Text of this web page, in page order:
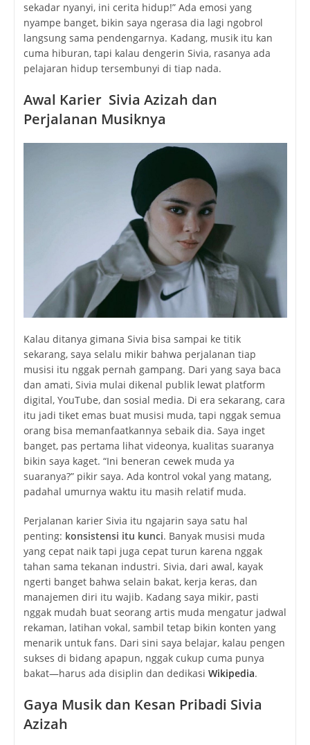
sekadar nyanyi, ini cerita hidup!” Ada emosi yang
nyampe banget, bikin saya ngerasa dia lagi ngobrol
langsung sama pendengarnya. Kadang, musik itu kan
cuma hiburan, tapi kalau dengerin Sivia, rasanya ada
pelajaran hidup tersembunyi di tiap nada.
Awal Karier Sivia Azizah dan
Perjalanan Musiknya
Kalau ditanya gimana Sivia bisa sampai ke titik
sekarang, saya selalu mikir bahwa perjalanan tiap
musisi itu nggak pernah gampang. Dari yang saya baca
dan amati, Sivia mulai dikenal publik lewat platform
digital, YouTube, dan sosial media. Di era sekarang, cara
itu jadi tiket emas buat musisi muda, tapi nggak semua
orang bisa memanfaatkannya sebaik dia. Saya inget
banget, pas pertama lihat videonya, kualitas suaranya
bikin saya kaget. “Ini beneran cewek muda ya
suaranya?” pikir saya. Ada kontrol vokal yang matang,
padahal umurnya waktu itu masih relatif muda.
Perjalanan karier Sivia itu ngajarin saya satu hal
penting: konsistensi itu kunci. Banyak musisi muda
yang cepat naik tapi juga cepat turun karena nggak
tahan sama tekanan industri. Sivia, dari awal, kayak
ngerti banget bahwa selain bakat, kerja keras, dan
manajemen diri itu wajib. Kadang saya mikir, pasti
nggak mudah buat seorang artis muda mengatur jadwal
rekaman, latihan vokal, sambil tetap bikin konten yang
menarik untuk fans. Dari sini saya belajar, kalau pengen
sukses di bidang apapun, nggak cukup cuma punya
bakat—harus ada disiplin dan dedikasi Wikipedia.
Gaya Musik dan Kesan Pribadi Sivia
Azizah